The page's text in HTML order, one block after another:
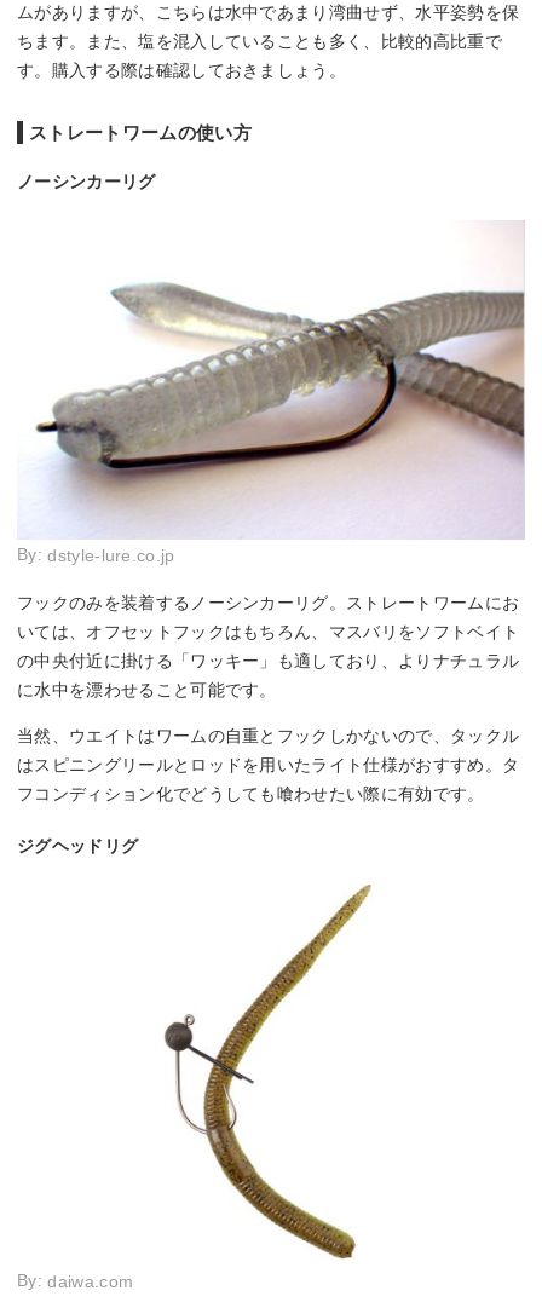
ムがありますが、こちらは水中であまり湾曲せず、水平姿勢を保
ちます。また、塩を混入していることも多く、比較的高比重で
す。購入する際は確認しておきましょう。
ストレートワームの使い方
ノーシンカーリグ
By:dstyle-lure.co.jp
フックのみを装着するノーシンカーリグ。ストレートワームにお
いては、オフセットフックはもちろん、マスバリをソフトベイト
の中央付近に掛ける「ワッキー」も適しており、よりナチュラル
に水中を漂わせること可能です。
当然、ウエイトはワームの自重とフックしかないので、タックル
はスピニングリールとロッドを用いたライト仕様がおすすめ。タ
フコンディション化でどうしても喰わせたい際に有効です。
ジグヘッドリグ
By:daiwa.com